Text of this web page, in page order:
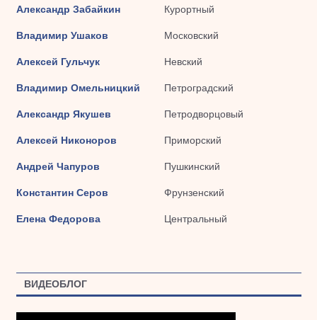
Александр Забайкин Курортный
Владимир Ушаков Московский
Алексей Гульчук Невский
Владимир Омельницкий Петроградский
Александр Якушев Петродворцовый
Алексей Никоноров Приморский
Андрей Чапуров Пушкинский
Константин Серов Фрунзенский
Елена Федорова Центральный
ВИДЕОБЛОГ